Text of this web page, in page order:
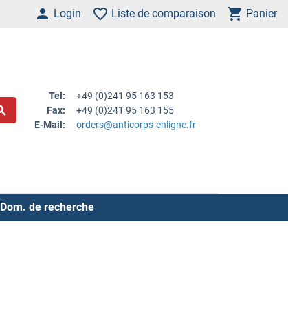
Login Liste de comparaison Panier
Tel:
+49 (0)241 95 163 153
Fax:
+49 (0)241 95 163 155
E-Mail:
orders@anticorps-enligne.fr
Dom. de recherche